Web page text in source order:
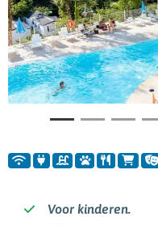
Vorige
Voor kinderen.